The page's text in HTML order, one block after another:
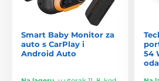
Smart Baby Monitor za
auto s CarPlay i
Android Auto
54